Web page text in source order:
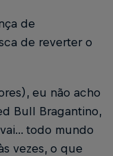
de
de reverter o
eu não acho
Bull Bragantino,
todo mundo
vezes, o que